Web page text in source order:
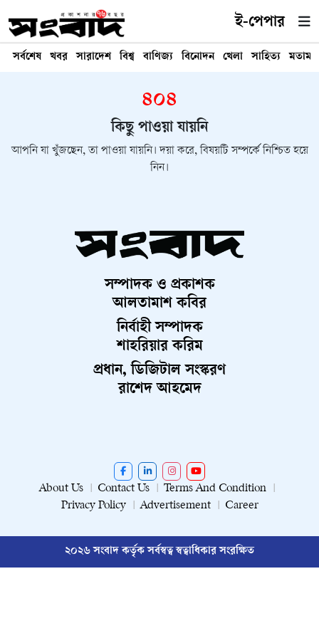
ই-পেপার
সর্বশেষ খবর সারাদেশ বিশ্ব বাণিজ্য বিনোদন খেলা সাহিত্য মতামত
৪০৪
কিছু পাওয়া যায়নি
আপনি যা খুঁজছেন, তা পাওয়া যায়নি। দয়া করে, বিষয়টি সম্পর্কে নিশ্চিত হয়ে
নিন।
সম্পাদক ও প্রকাশক
আলতামাশ কবির
নির্বাহী সম্পাদক
শাহরিয়ার করিম
প্রধান, ডিজিটাল সংস্করণ
রাশেদ আহমেদ
About Us Contact Us
Terms And Condition
Privacy Policy
Advertisement Career
২০২৬ সংবাদ কর্তৃক সর্বস্বত্ব স্বত্বাধিকার সংরক্ষিত